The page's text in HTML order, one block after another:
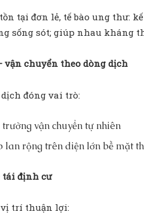
tại đơn lẻ, tế bào ung thư:
sống sót; giúp nhau kháng
vận chuyển theo dòng dịch
đóng vai trò:
vận chuyển tự nhiên
lan rộng trên diện lớn bề mặt
tái định cư
trí thuận lợi: